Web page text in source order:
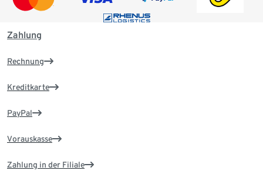
Zahlung
Rechnung
Kreditkarte
PayPal
Vorauskasse
Zahlung in der Filiale